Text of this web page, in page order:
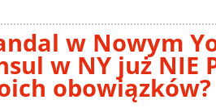
w Nowym
w NY już NIE
obowiązków?